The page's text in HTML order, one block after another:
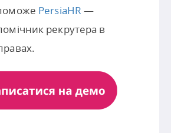
PersiaHR —
рекрутера в